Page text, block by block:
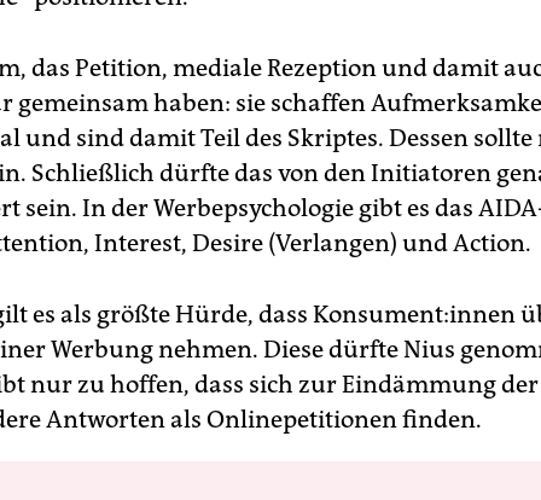
das Petition, mediale Rezeption und damit
gemeinsam haben: sie schaffen
und sind damit Teil des Skriptes. Dessen sollte
Schließlich dürfte das von den Initiatoren
sein. In der Werbepsychologie gibt es das
Interest, Desire (Verlangen) und Action.
es als größte Hürde, dass Kon­su­men­t:in­nen
Werbung nehmen. Diese dürfte Nius
nur zu hoffen, dass sich zur Eindämmung
Antworten als Onlinepetitionen finden.